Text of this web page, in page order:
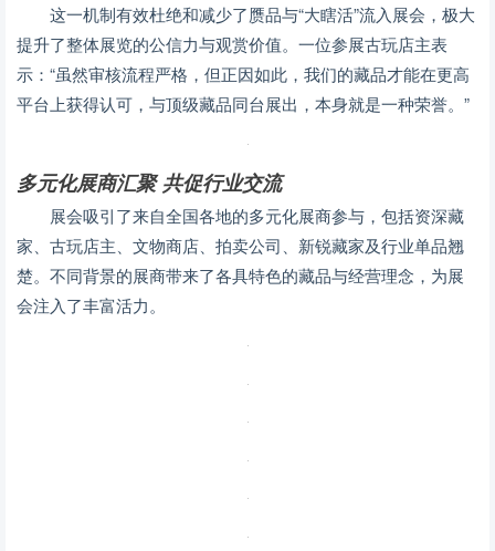
这一机制有效杜绝和减少了赝品与“大瞎活”流入展会，极大
提升了整体展览的公信力与观赏价值。一位参展古玩店主表
示：“虽然审核流程严格，但正因如此，我们的藏品才能在更高
平台上获得认可，与顶级藏品同台展出，本身就是一种荣誉。”
多元化展商汇聚 共促行业交流
展会吸引了来自全国各地的多元化展商参与，包括资深藏
家、古玩店主、文物商店、拍卖公司、新锐藏家及行业单品翘
楚。不同背景的展商带来了各具特色的藏品与经营理念，为展
会注入了丰富活力。